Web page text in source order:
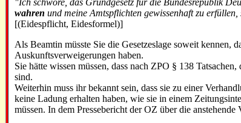
"Ich schwöre, das Grundgesetz für die Bundesrepublik
wahren und meine Amtspflichten gewissenhaft zu
[(Eidespflicht, Eidesformel)]
Als Beamtin müsste Sie die Gesetzeslage soweit kennen,
Auskunftsverweigerungen haben.
Sie hätte wissen müssen, dass nach ZPO § 138
sind.
Weiterhin muss ihr bekannt sein, dass sie zu einer
keine Ladung erhalten haben, wie sie in einem
müssen. In dem Pressebericht der OZ über die